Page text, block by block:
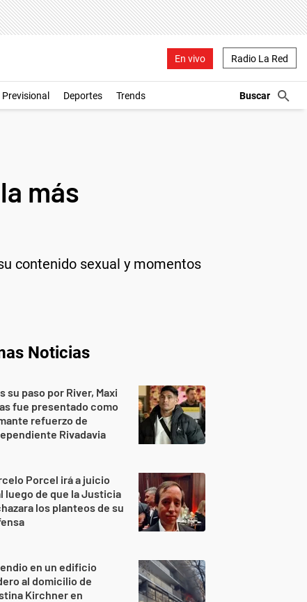
En vivo Radio La Red
Previsional Deportes Trends
más
contenido sexual y momentos
Noticias
su paso por River, Maxi
fue presentado como
refuerzo de
Rivadavia
Porcel irá a juicio
luego de que la Justicia
los planteos de su
en un edificio
al domicilio de
Kirchner en